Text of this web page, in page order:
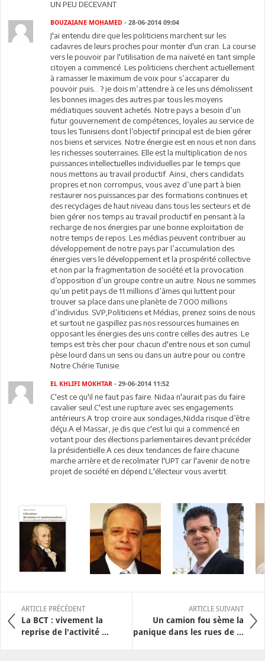
UN PEU DECEVANT
BOUZAIANE MOHAMED - 28-06-2014 09:04
J'ai entendu dire que les politiciens marchent sur les
cadavres de leurs proches pour monter d'un cran. La course
vers le pouvoir par l'utilisation de ma naïveté en tant simple
citoyen a commencé. Les politiciens cherchent actuellement
à ramasser le maximum de voix pour s’accaparer du
pouvoir puis… ? je dois m’attendre à ce les uns démolissent
les bonnes images des autres par tous les moyens
médiatiques souvent achetés. Notre pays a besoin d’un
futur gouvernement de compétences, loyales au service de
tous les Tunisiens dont l’objectif principal est de bien gérer
nos biens et services. Notre énergie est en nous et non dans
les richesses souterraines. Elle est la multiplication de nos
puissances intellectuelles individuelles par le temps que
nous mettons au travail productif. Ainsi, chers candidats
propres et non corrompus, vous avez d’une part à bien
restaurer nos puissances par des formations continues et
des recyclages de haut niveau dans tous les secteurs et de
bien gérer nos temps au travail productif en pensant à la
recharge de nos énergies par une bonne exploitation de
notre temps de repos. Les médias peuvent contribuer au
développement de notre pays par l’accumulation des
énergies vers le développement et la prospérité collective
et non par la fragmentation de société et la provocation
d’opposition d’un groupe contre un autre. Nous ne sommes
qu’un petit pays de 11 millions d’âmes qui luttent pour
trouver sa place dans une planète de 7.000 millions
d’individus. SVP,Politiciens et Médias, prenez soins de nous
et surtout ne gaspillez pas nos ressources humaines en
opposant les énergies des uns contre celles des autres. Le
temps est très cher pour chacun d'entre nous et son cumul
pèse lourd dans un sens ou dans un autre pour ou contre
Notre Chérie Tunisie.
EL KHLIFI MOKHTAR - 29-06-2014 11:52
C'est ce qu'il ne faut pas faire. Nidaa n'aurait pas du faire
cavalier seul.C'est une rupture avec ses engagements
antérieurs.A trop croire aux sondages,Nidda risque d’être
déçu.A el Massar, je dis que c'est lui qui a commencé en
votant pour des élections parlementaires devant précéder
la présidentielle.A ces deux tendances de faire chacune
marche arrière et de recolmater l'UPT car l'avenir de notre
projet de société en dépend.L'électeur vous avertit.
ARTICLE PRÉCÉDENT
La BCT : vivement la
reprise de l'activité ...
ARTICLE SUIVANT
Un camion fou sème la
panique dans les rues de ...